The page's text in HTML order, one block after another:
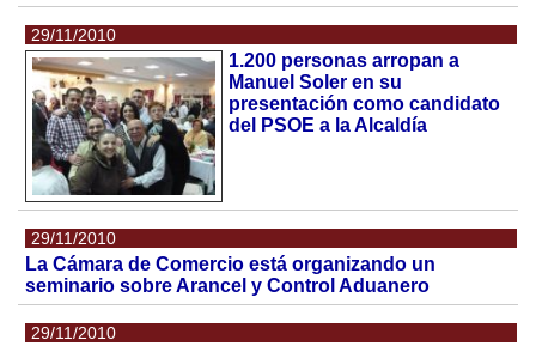
29/11/2010
1.200 personas arropan a
Manuel Soler en su
presentación como candidato
del PSOE a la Alcaldía
29/11/2010
La Cámara de Comercio está organizando un
seminario sobre Arancel y Control Aduanero
29/11/2010